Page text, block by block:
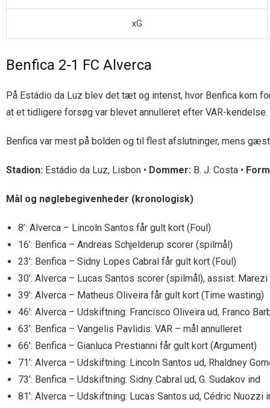
xG
Benfica 2-1 FC Alverca
På Estádio da Luz blev det tæt og intenst, hvor Benfica kom
at et tidligere forsøg var blevet annulleret efter VAR-kendelse.
Benfica var mest på bolden og til flest afslutninger, mens
Stadion: Estádio da Luz, Lisbon • Dommer: B. J. Costa •
Mål og nøglebegivenheder (kronologisk)
8’: Alverca – Lincoln Santos får gult kort (Foul)
16’: Benfica – Andreas Schjelderup scorer (spilmål)
23’: Benfica – Sidny Lopes Cabral får gult kort (Foul)
30’: Alverca – Lucas Santos scorer (spilmål), assist: Marezi
39’: Alverca – Matheus Oliveira får gult kort (Time wasting)
46’: Alverca – Udskiftning: Francisco Oliveira ud, Franco
63’: Benfica – Vangelis Pavlidis: VAR – mål annulleret
66’: Benfica – Gianluca Prestianni får gult kort (Argument)
71’: Alverca – Udskiftning: Lincoln Santos ud, Rhaldney
73’: Benfica – Udskiftning: Sidny Cabral ud, G. Sudakov ind
81’: Alverca – Udskiftning: Lucas Santos ud, Cédric Nuozzi